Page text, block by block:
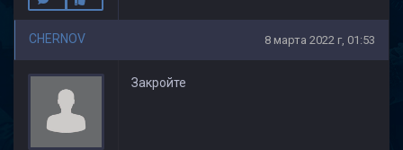
CHERNOV 8 марта 2022 г, 01:53
Закройте